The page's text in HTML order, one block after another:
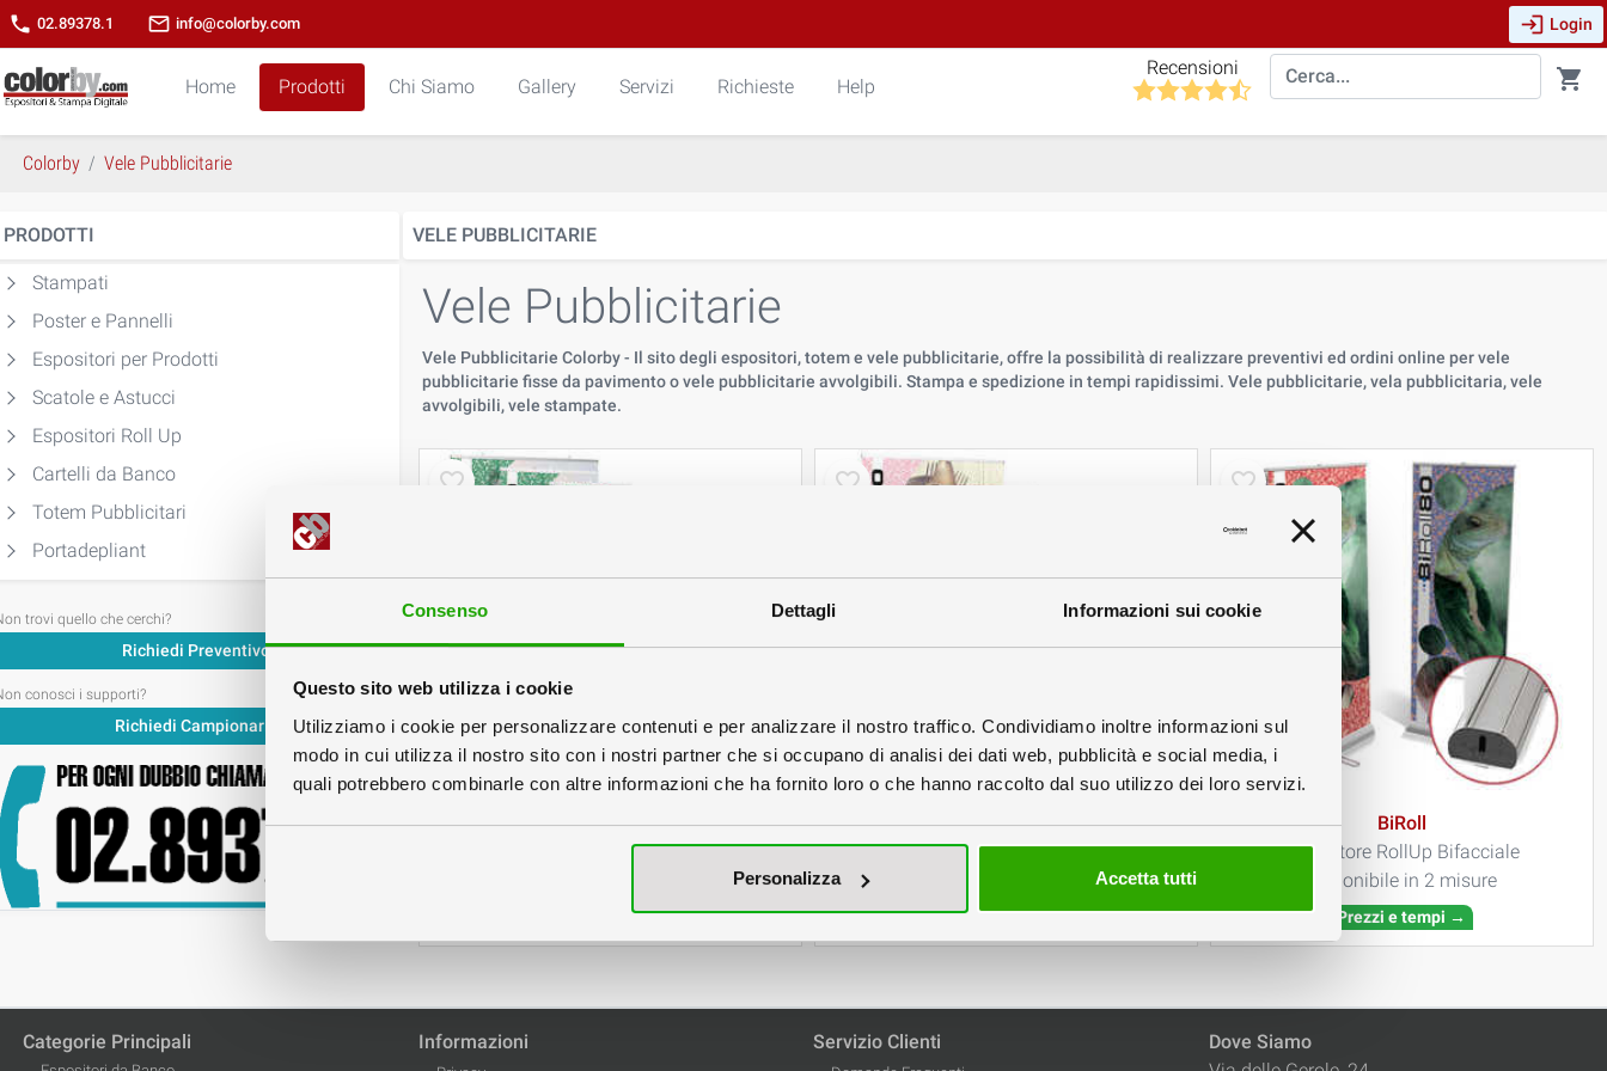
Consenso Dettagli Informazioni sui cookie
Questo sito web utilizza i cookie
Utilizziamo i cookie per personalizzare contenuti e per analizzare il nostro traffico. Condividiamo inoltre informazioni sul
modo in cui utilizza il nostro sito con i nostri partner che si occupano di analisi dei dati web, pubblicità e social media, i
quali potrebbero combinarle con altre informazioni che ha fornito loro o che hanno raccolto dal suo utilizzo dei loro servizi.
Personalizza Accetta tutti
phone 02.89378.1 mail_outline info@colorby.com login Login
Home Prodotti Chi Siamo Gallery Servizi Richieste Help
Recensioni shopping_cart
Colorby Vele Pubblicitarie
PRODOTTI
Stampati
Poster e Pannelli
Espositori per Prodotti
Scatole e Astucci
Espositori Roll Up
Cartelli da Banco
Totem Pubblicitari
Portadepliant
trovi quello che cerchi?
Richiedi Preventivo
conosci i supporti?
Richiedi Campionario
VELE PUBBLICITARIE
Vele Pubblicitarie
Vele Pubblicitarie Colorby - Il sito degli espositori, totem e vele pubblicitarie, offre la possibilità di realizzare preventivi ed ordini online per vele
pubblicitarie fisse da pavimento o vele pubblicitarie avvolgibili. Stampa e spedizione in tempi rapidissimi. Vele pubblicitarie, vela pubblicitaria, vele
avvolgibili, vele stampate.
LightRoll
Rollup stabile ed economico
Prezzi e tempi →
QuRoll
Roll Up deluxe
disponibile in 4 misure
Prezzi e tempi →
BiRoll
Espositore RollUp Bifacciale
disponibile in 2 misure
Prezzi e tempi →
Categorie Principali Informazioni Servizio Clienti
Dove Siamo